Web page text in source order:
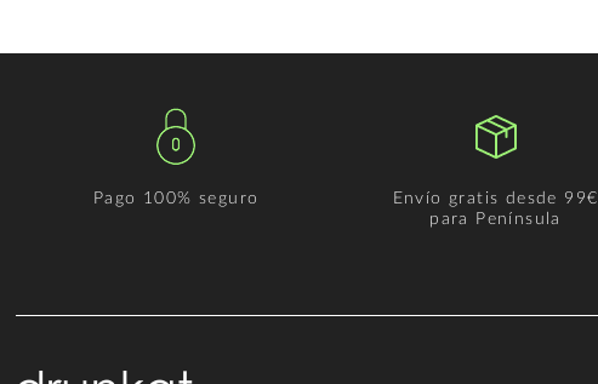
Pago 100% seguro
Envío gratis desde 99€
para Península